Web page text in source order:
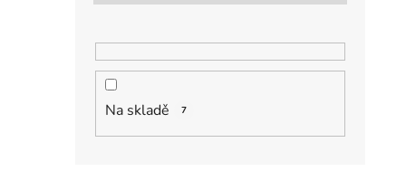
Na skladě 7